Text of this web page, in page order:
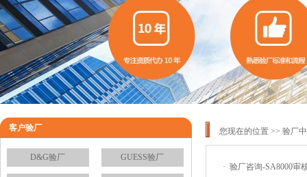
客户验厂
D&G验厂 GUESS验厂
您现在的位置 >> 验厂
· 验厂咨询-SA8000审